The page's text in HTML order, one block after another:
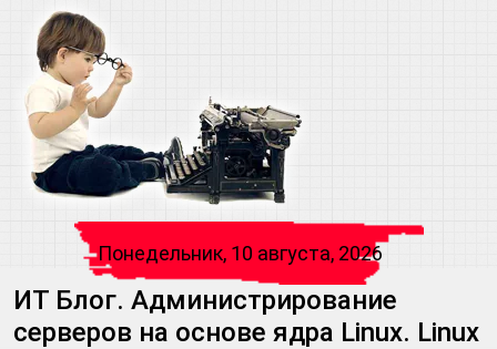
Понедельник, 10 августа, 2026
ИТ Блог. Администрирование
серверов на основе ядра Linux. Linux